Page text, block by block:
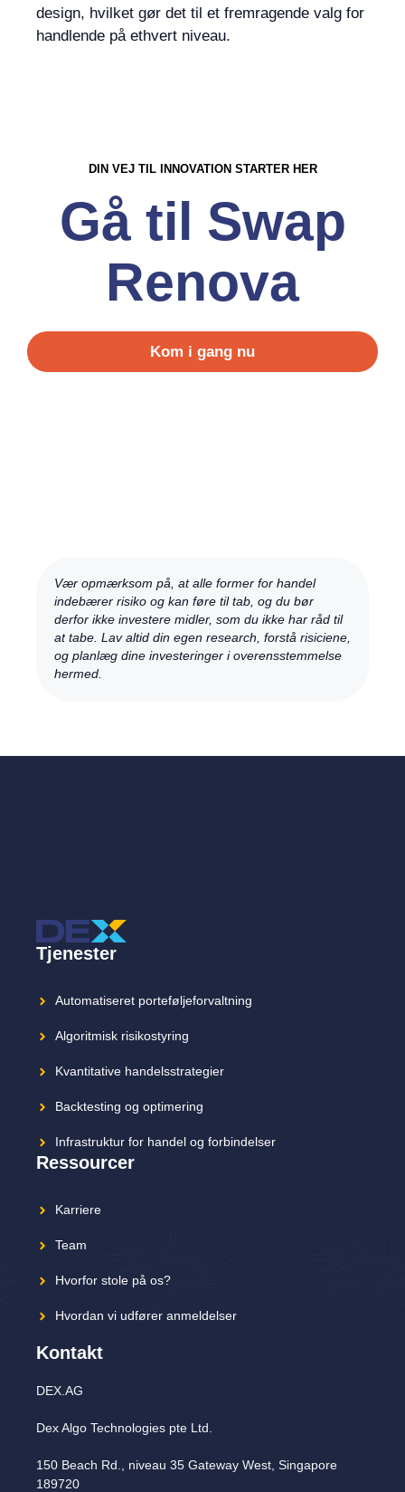
design, hvilket gør det til et fremragende valg for
handlende på ethvert niveau.
DIN VEJ TIL INNOVATION STARTER HER
Gå til Swap
Renova
Kom i gang nu
Vær opmærksom på, at alle former for handel
indebærer risiko og kan føre til tab, og du bør
derfor ikke investere midler, som du ikke har råd til
at tabe. Lav altid din egen research, forstå risiciene,
og planlæg dine investeringer i overensstemmelse
hermed.
Tjenester
Automatiseret porteføljeforvaltning
Algoritmisk risikostyring
Kvantitative handelsstrategier
Backtesting og optimering
Infrastruktur for handel og forbindelser
Ressourcer
Karriere
Team
Hvorfor stole på os?
Hvordan vi udfører anmeldelser
Kontakt
DEX.AG
Dex Algo Technologies pte Ltd.
150 Beach Rd., niveau 35 Gateway West, Singapore
189720